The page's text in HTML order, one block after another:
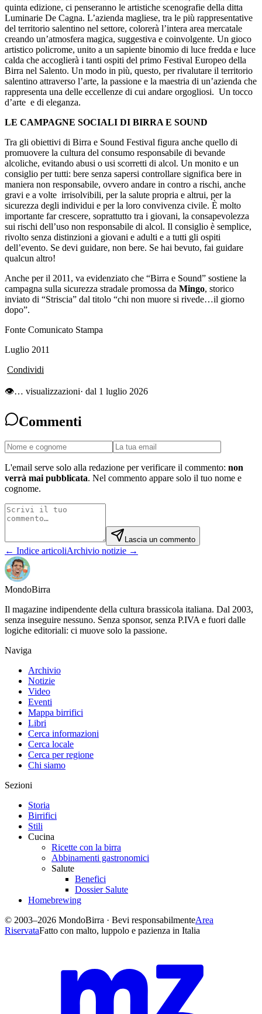
quinta edizione, ci penseranno le artistiche scenografie della ditta
Luminarie De Cagna. L’azienda magliese, tra le più rappresentative
del territorio salentino nel settore, colorerà l’intera area mercatale
creando un’atmosfera magica, suggestiva e coinvolgente. Un gioco
artistico policrome, unito a un sapiente binomio di luce fredda e luce
calda che accoglierà i tanti ospiti del primo Festival Europeo della
Birra nel Salento. Un modo in più, questo, per rivalutare il territorio
salentino attraverso l’arte, la passione e la maestria di un’azienda che
rappresenta una delle eccellenze di cui andare orgogliosi. Un tocco
d’arte e di eleganza.
LE CAMPAGNE SOCIALI DI BIRRA E SOUND
Tra gli obiettivi di Birra e Sound Festival figura anche quello di
promuovere la cultura del consumo responsabile di bevande
alcoliche, evitando abusi o usi scorretti di alcol. Un monito e un
consiglio per tutti: bere senza sapersi controllare significa bere in
maniera non responsabile, ovvero andare in contro a rischi, anche
gravi e a volte irrisolvibili, per la salute propria e altrui, per la
sicurezza degli individui e per la loro convivenza civile. È molto
importante far crescere, soprattutto tra i giovani, la consapevolezza
sui rischi dell’uso non responsabile di alcol. Il consiglio è semplice,
rivolto senza distinzioni a giovani e adulti e a tutti gli ospiti
dell’evento. Se devi guidare, non bere. Se hai bevuto, fai guidare
qualcun altro!
Anche per il 2011, va evidenziato che “Birra e Sound” sostiene la
campagna sulla sicurezza stradale promossa da Mingo, storico
inviato di “Striscia” dal titolo “chi non muore si rivede…il giorno
dopo”.
Fonte Comunicato Stampa
Luglio 2011
Condividi
👁… visualizzazioni· dal 1 luglio 2026
Commenti
L'email serve solo alla redazione per verificare il commento: non
verrà mai pubblicata. Nel commento appare solo il tuo nome e
cognome.
Lascia un commento
← Indice articoliArchivio notizie →
MondoBirra
Il magazine indipendente della cultura brassicola italiana. Dal 2003,
senza inseguire nessuno. Senza sponsor, senza P.IVA e fuori dalle
logiche editoriali: ci muove solo la passione.
Naviga
Archivio
Notizie
Video
Eventi
Mappa birrifici
Libri
Cerca informazioni
Cerca locale
Cerca per regione
Chi siamo
Sezioni
Storia
Birrifici
Stili
Cucina
Ricette con la birra
Abbinamenti gastronomici
Salute
Benefici
Dossier Salute
Homebrewing
© 2003–2026 MondoBirra · Bevi responsabilmenteArea
RiservataFatto con malto, luppolo e pazienza in Italia